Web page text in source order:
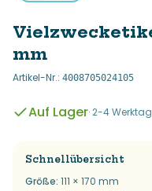
mm
Artikel-Nr.: 4008705024105
Auf Lager· 2-4
Schnellübersicht
Größe: 111 × 170 mm